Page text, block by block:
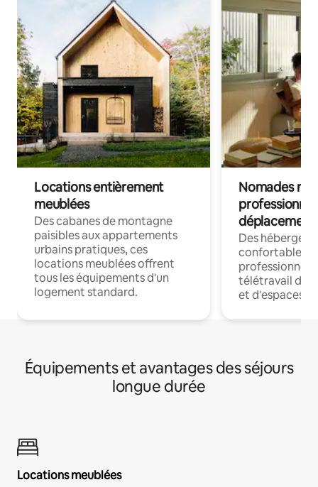
Locations entièrement
meublées
Des cabanes de montagne
paisibles aux appartements
urbains pratiques, ces
locations meublées offrent
tous les équipements d'un
logement standard.
Nomades
déplacement
Des
confortables
professionnels
télétravail
et d'espaces
Équipements et avantages des séjours
longue durée
Locations meublées